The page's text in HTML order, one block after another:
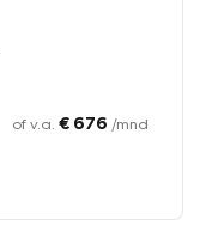
of v.a. € 676 /mnd